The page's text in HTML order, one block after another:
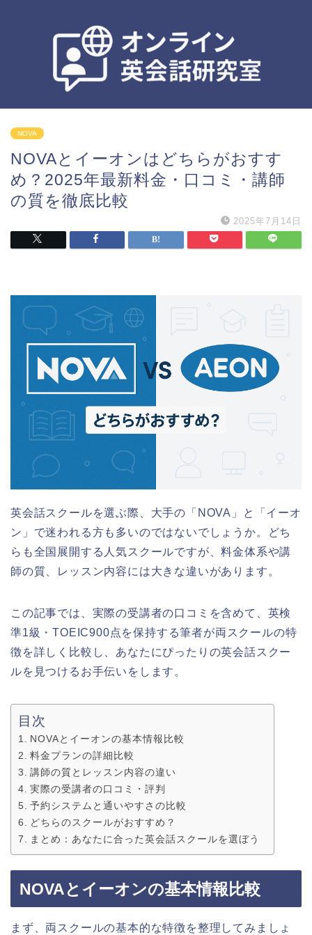
NOVA
NOVAとイーオンはどちらがおすす
め？2025年最新料金・口コミ・講師
の質を徹底比較
2025年7月14日
英会話スクールを選ぶ際、大手の「NOVA」と「イーオ
ン」で迷われる方も多いのではないでしょうか。どち
らも全国展開する人気スクールですが、料金体系や講
師の質、レッスン内容には大きな違いがあります。
この記事では、実際の受講者の口コミを含めて、英検
準1級・TOEIC900点を保持する筆者が両スクールの特
徴を詳しく比較し、あなたにぴったりの英会話スクー
ルを見つけるお手伝いをします。
目次
NOVAとイーオンの基本情報比較
料金プランの詳細比較
講師の質とレッスン内容の違い
実際の受講者の口コミ・評判
予約システムと通いやすさの比較
どちらのスクールがおすすめ？
まとめ：あなたに合った英会話スクールを選ぼう
NOVAとイーオンの基本情報比較
まず、両スクールの基本的な特徴を整理してみましょ